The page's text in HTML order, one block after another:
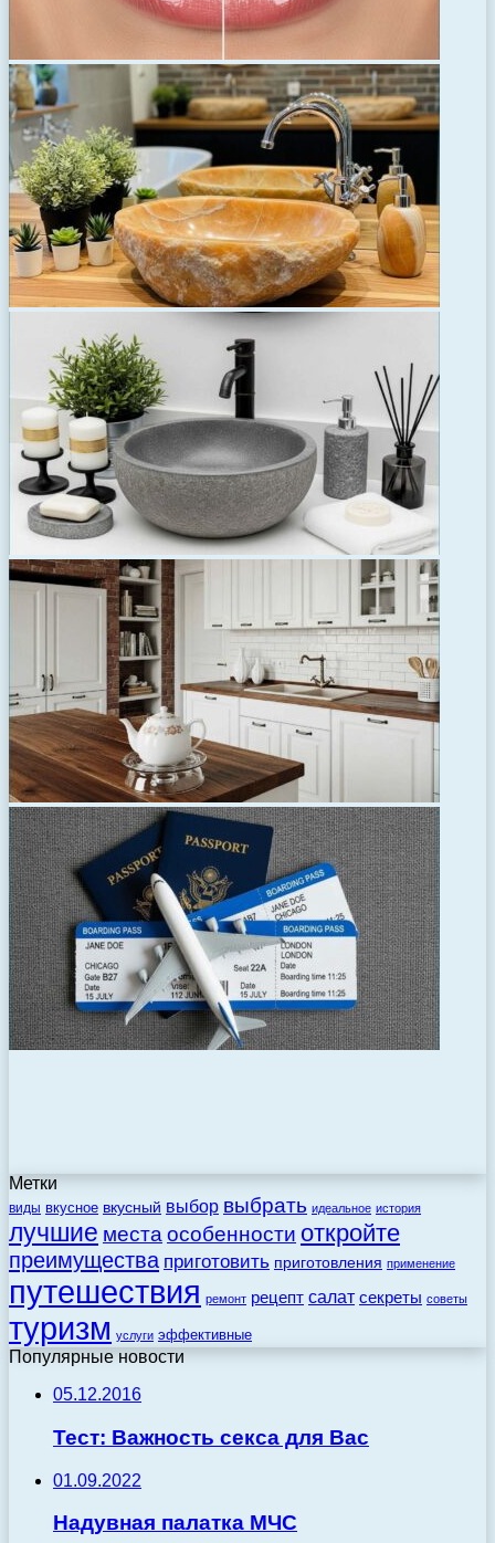
Метки
виды вкусное вкусный выбор выбрать идеальное история
лучшие места особенности откройте
преимущества приготовить приготовления применение
путешествия ремонт рецепт салат секреты советы
туризм услуги эффективные
Популярные новости
05.12.2016
Тест: Важность секса для Вас
01.09.2022
Надувная палатка МЧС